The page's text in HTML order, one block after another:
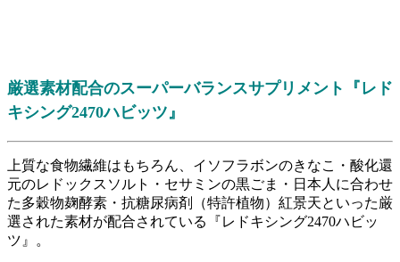
厳選素材配合のスーパーバランスサプリメント『レド
キシング2470ハビッツ』
上質な食物繊維はもちろん、イソフラボンのきなこ・酸化還
元のレドックスソルト・セサミンの黒ごま・日本人に合わせ
た多穀物麹酵素・抗糖尿病剤（特許植物）紅景天といった厳
選された素材が配合されている『レドキシング2470ハビッ
ツ』。